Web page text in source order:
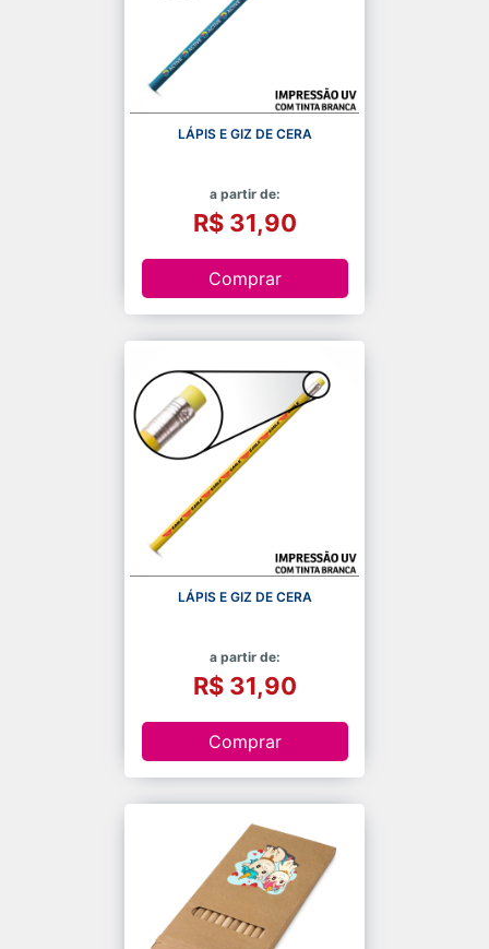
LÁPIS E GIZ DE CERA
a partir de:
R$ 31,90
Comprar
LÁPIS E GIZ DE CERA
a partir de:
R$ 31,90
Comprar